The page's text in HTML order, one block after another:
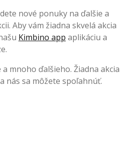
nové ponuky na ďalšie a
Aby vám žiadna skvelá akcia
Kimbino app aplikáciu a
mnoho ďalšieho. Žiadna akcia
nás sa môžete spoľahnúť.